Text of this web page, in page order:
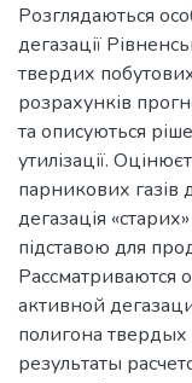
Розглядаються
дегазації
твердих
розрахунків
та описуються
утилізації.
парникових газів
дегазація
підставою для
Рассматриваются
активной
полигона
результаты